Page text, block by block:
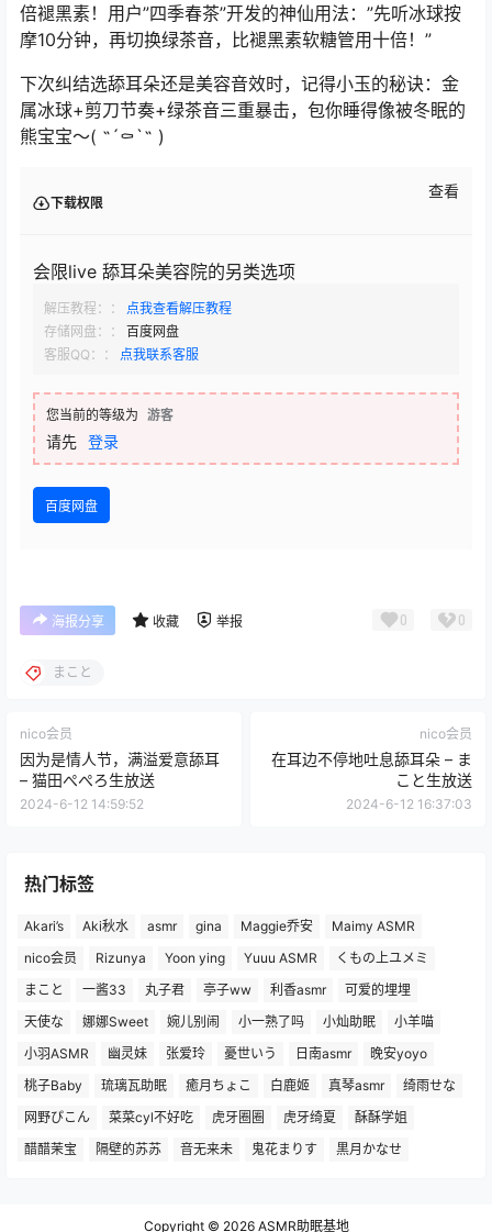
倍褪黑素！用户”四季春茶”开发的神仙用法：”先听冰球按
摩10分钟，再切换绿茶音，比褪黑素软糖管用十倍！”
下次纠结选舔耳朵还是美容音效时，记得小玉的秘诀：金
属冰球+剪刀节奏+绿茶音三重暴击，包你睡得像被冬眠的
熊宝宝～( ˶´⚰︎`˵ )
下载权限
查看
会限live 舔耳朵美容院的另类选项
解压教程：：
点我查看解压教程
存储网盘：：
百度网盘
客服QQ：：
点我联系客服
您当前的等级为 游客
请先 登录
百度网盘
海报分享 收藏 举报 0 0
まこと
nico会员
因为是情人节，满溢爱意舔耳
– 猫田ぺぺろ生放送
2024-6-12 14:59:52
nico会员
在耳边不停地吐息舔耳朵 – ま
こと生放送
2024-6-12 16:37:03
热门标签
Akari’s Aki秋水 asmr gina Maggie乔安
Maimy ASMR
nico会员
Rizunya Yoon ying Yuuu ASMR
くもの上ユメミ
まこと
一酱33 丸子君 亭子ww 利香asmr
可爱的埋埋
天使な
娜娜Sweet 婉儿别闹 小一熟了吗 小灿助眠
小羊喵
小羽ASMR
幽灵妹 张爱玲 憂世いう 日南asmr
晚安yoyo
桃子Baby
琉璃瓦助眠 癒月ちょこ 白鹿姬 真琴asmr
绮雨せな
网野ぴこん
菜菜cyl不好吃 虎牙圈圈 虎牙绮夏
酥酥学姐
醋醋茉宝
隔壁的苏苏 音无来未 鬼花まりす 黒月かなせ
Copyright © 2026ASMR助眠基地